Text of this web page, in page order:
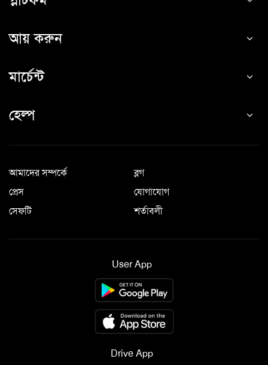
আয় করুন
মার্চেন্ট
হেল্প
আমাদের সম্পর্কে
ব্লগ
প্রেস
যোগাযোগ
সেফটি
শর্তাবলী
User App
Drive App